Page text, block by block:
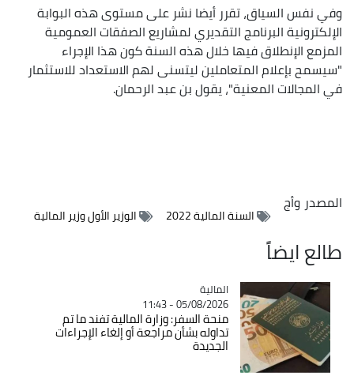
وفي نفس السياق، تقرر أيضا نشر على مستوى هذه البوابة
الإلكترونية البرنامج التقديري لمشاريع الصفقات العمومية
المزمع الإنطلاق فيها خلال هذه السنة كون هذا الإجراء
"سيسمح بإعلام المتعاملين ليتسنى لهم الاستعداد للاستثمار
في المجالات المعنية"، يقول بن عبد الرحمان.
المصدروأج
السنة المالية 2022 الوزير الأول وزير المالية
طالع ايضاً
Catégorie
المالية
05/08/2026 - 11:43
منحة السفر: وزارة المالية تفند ما تم
تداوله بشأن مراجعة أو إلغاء الإجراءات
الجديدة